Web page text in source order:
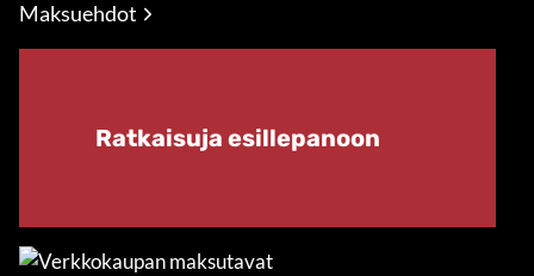
Maksuehdot
Ratkaisuja esillepanoon